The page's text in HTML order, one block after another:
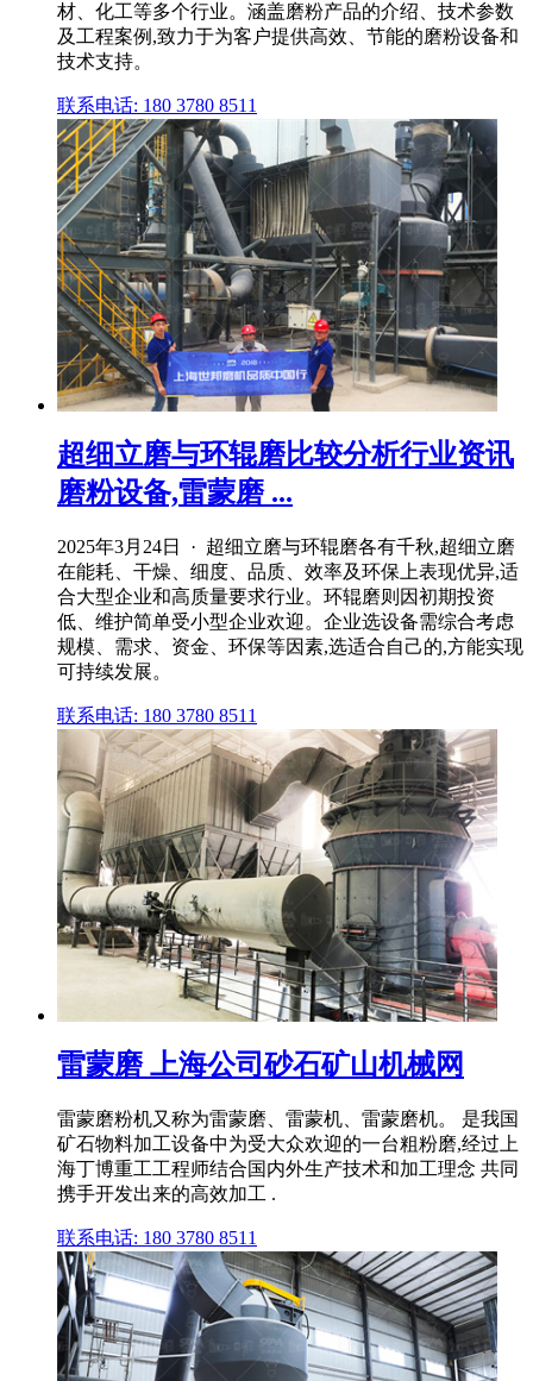
材、化工等多个行业。涵盖磨粉产品的介绍、技术参数
及工程案例,致力于为客户提供高效、节能的磨粉设备和
技术支持。
联系电话: 180 3780 8511
超细立磨与环辊磨比较分析行业资讯
磨粉设备,雷蒙磨 ...
2025年3月24日 · 超细立磨与环辊磨各有千秋,超细立磨
在能耗、干燥、细度、品质、效率及环保上表现优异,适
合大型企业和高质量要求行业。环辊磨则因初期投资
低、维护简单受小型企业欢迎。企业选设备需综合考虑
规模、需求、资金、环保等因素,选适合自己的,方能实现
可持续发展。
联系电话: 180 3780 8511
雷蒙磨 上海公司砂石矿山机械网
雷蒙磨粉机又称为雷蒙磨、雷蒙机、雷蒙磨机。 是我国
矿石物料加工设备中为受大众欢迎的一台粗粉磨,经过上
海丁博重工工程师结合国内外生产技术和加工理念 共同
携手开发出来的高效加工 .
联系电话: 180 3780 8511